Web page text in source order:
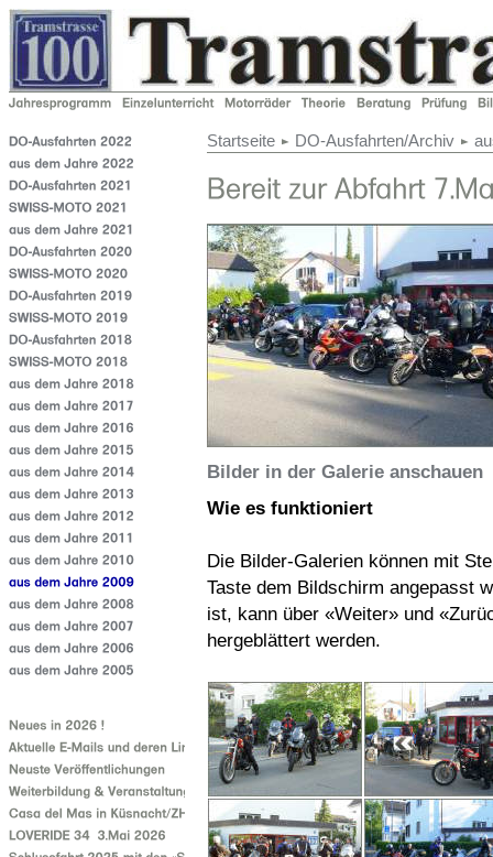
Startseite DO-Ausfahrten/Archiv
Bilder in der Galerie anschauen
Wie es funktioniert
Die Bilder-Galerien können mit
Taste dem Bildschirm angepasst
ist, kann über «Weiter» und
hergeblättert werden.